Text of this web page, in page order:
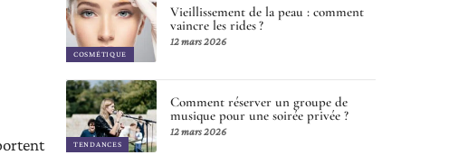
COSMÉTIQUE
Vieillissement de la peau : comment
vaincre les rides ?
12 mars 2026
TENDANCES
Comment réserver un groupe de
musique pour une soirée privée ?
12 mars 2026